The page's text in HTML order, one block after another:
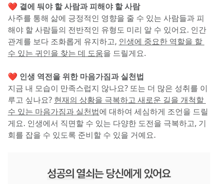
❤️ 곁에 둬야 할 사람과 피해야 할 사람
사주를 통해 삶에 긍정적인 영향을 줄 수 있는 사람들과 피
해야 할 사람들의 전반적인 유형도 미리 알 수 있어요. 인간
관계를 보다 조화롭게 유지하고, 인생에 중요한 역할을 할
수 있는 귀인을 찾는 데 도움을 드릴게요.
❤️ 인생 역전을 위한 마음가짐과 실천법
지금 내 모습이 만족스럽지 않나요? 또는 더 많은 성취를 이
루고 싶나요? 현재의 상황을 극복하고 새로운 길을 개척할
수 있는 마음가짐과 실천법에 대하여 세심하게 조언을 드릴
게요. 인생에서 직면할 수 있는 다양한 도전을 극복하고, 기
회를 잡을 수 있도록 준비할 수 있을 거예요.